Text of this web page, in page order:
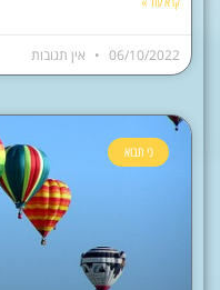
06/10/2022 אין תגובות
כי תבוא